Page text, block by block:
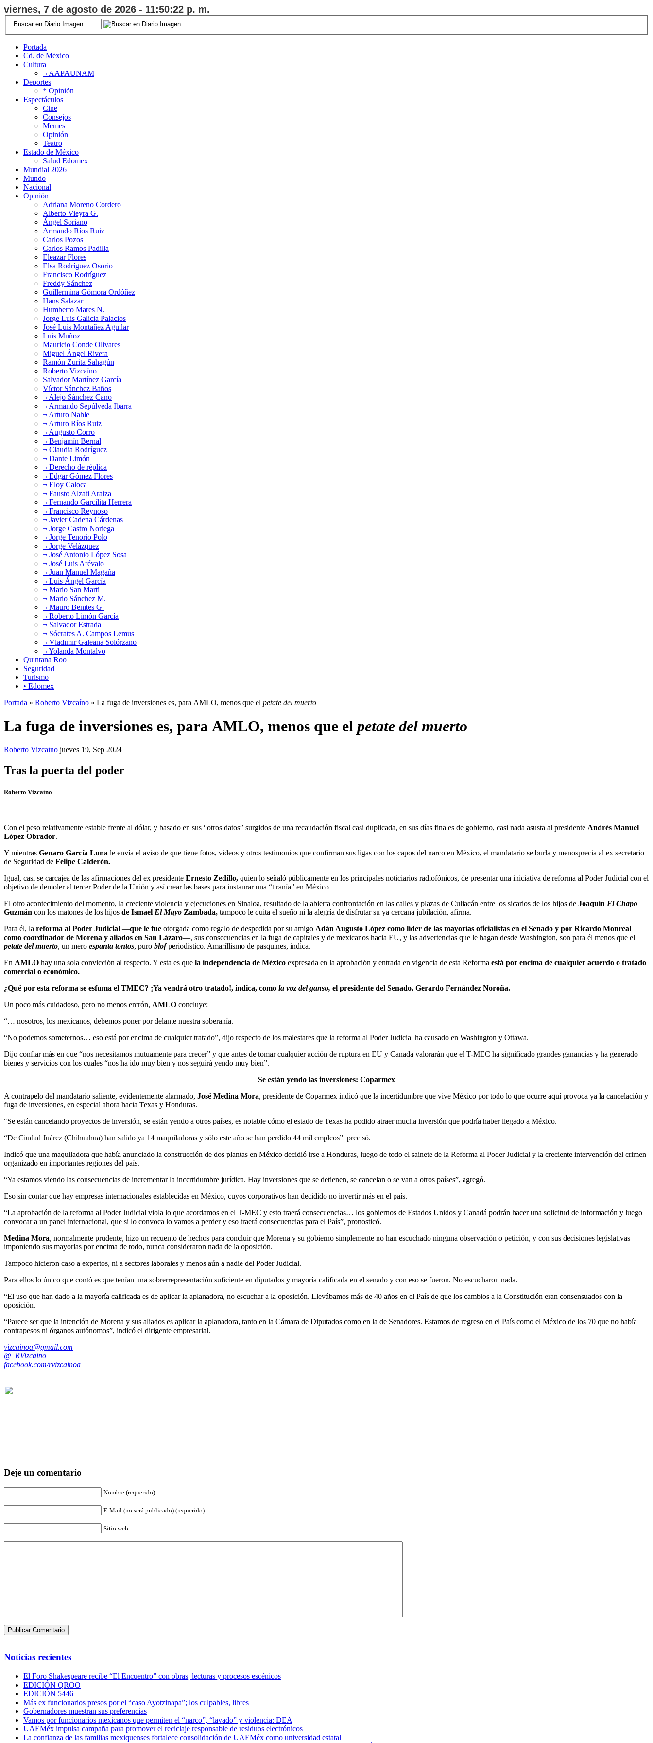
viernes, 7 de agosto de 2026 - 11:50:23 p. m.
Portada
Cd. de México
Cultura
¬ AAPAUNAM
Deportes
* Opinión
Espectáculos
Cine
Consejos
Memes
Opinión
Teatro
Estado de México
Salud Edomex
Mundial 2026
Mundo
Nacional
Opinión
Adriana Moreno Cordero
Alberto Vieyra G.
Ángel Soriano
Armando Ríos Ruiz
Carlos Pozos
Carlos Ramos Padilla
Eleazar Flores
Elsa Rodríguez Osorio
Francisco Rodríguez
Freddy Sánchez
Guillermina Gómora Ordóñez
Hans Salazar
Humberto Mares N.
Jorge Luis Galicia Palacios
José Luis Montañez Aguilar
Luis Muñoz
Mauricio Conde Olivares
Miguel Ángel Rivera
Ramón Zurita Sahagún
Roberto Vizcaíno
Salvador Martínez García
Víctor Sánchez Baños
¬ Alejo Sánchez Cano
¬ Armando Sepúlveda Ibarra
¬ Arturo Nahle
¬ Arturo Ríos Ruiz
¬ Augusto Corro
¬ Benjamín Bernal
¬ Claudia Rodríguez
¬ Dante Limón
¬ Derecho de réplica
¬ Edgar Gómez Flores
¬ Eloy Caloca
¬ Fausto Alzati Araiza
¬ Fernando Garcilita Herrera
¬ Francisco Reynoso
¬ Javier Cadena Cárdenas
¬ Jorge Castro Noriega
¬ Jorge Tenorio Polo
¬ Jorge Velázquez
¬ José Antonio López Sosa
¬ José Luis Arévalo
¬ Juan Manuel Magaña
¬ Luis Ángel García
¬ Mario San Martí
¬ Mario Sánchez M.
¬ Mauro Benites G.
¬ Roberto Limón García
¬ Salvador Estrada
¬ Sócrates A. Campos Lemus
¬ Vladimir Galeana Solórzano
¬ Yolanda Montalvo
Quintana Roo
Seguridad
Turismo
• Edomex
Portada » Roberto Vizcaíno » La fuga de inversiones es, para AMLO, menos que el petate del muerto
La fuga de inversiones es, para AMLO, menos que el petate del muerto
Roberto Vizcaíno jueves 19, Sep 2024
Tras la puerta del poder
Roberto Vizcaíno
Con el peso relativamente estable frente al dólar, y basado en sus “otros datos” surgidos de una recaudación fiscal casi duplicada, en sus días finales de gobierno, casi nada asusta al presidente Andrés Manuel
López Obrador.
Y mientras Genaro García Luna le envía el aviso de que tiene fotos, videos y otros testimonios que confirman sus ligas con los capos del narco en México, el mandatario se burla y menosprecia al ex secretario
de Seguridad de Felipe Calderón.
Igual, casi se carcajea de las afirmaciones del ex presidente Ernesto Zedillo, quien lo señaló públicamente en los principales noticiarios radiofónicos, de presentar una iniciativa de reforma al Poder Judicial con el
objetivo de demoler al tercer Poder de la Unión y así crear las bases para instaurar una “tiranía” en México.
El otro acontecimiento del momento, la creciente violencia y ejecuciones en Sinaloa, resultado de la abierta confrontación en las calles y plazas de Culiacán entre los sicarios de los hijos de Joaquín El Chapo
Guzmán con los matones de los hijos de Ismael El Mayo Zambada, tampoco le quita el sueño ni la alegría de disfrutar su ya cercana jubilación, afirma.
Para él, la reforma al Poder Judicial —que le fue otorgada como regalo de despedida por su amigo Adán Augusto López como líder de las mayorías oficialistas en el Senado y por Ricardo Monreal
como coordinador de Morena y aliados en San Lázaro—, sus consecuencias en la fuga de capitales y de mexicanos hacia EU, y las advertencias que le hagan desde Washington, son para él menos que el
petate del muerto, un mero espanta tontos, puro blofperiodístico. Amarillismo de pasquines, indica.
En AMLO hay una sola convicción al respecto. Y esta es que la independencia de México expresada en la aprobación y entrada en vigencia de esta Reforma está por encima de cualquier acuerdo o tratado
comercial o económico.
¿Qué por esta reforma se esfuma el TMEC? ¡Ya vendrá otro tratado!, indica, como la voz del ganso, el presidente del Senado, Gerardo Fernández Noroña.
Un poco más cuidadoso, pero no menos entrón, AMLO concluye:
“… nosotros, los mexicanos, debemos poner por delante nuestra soberanía.
“No podemos someternos… eso está por encima de cualquier tratado”, dijo respecto de los malestares que la reforma al Poder Judicial ha causado en Washington y Ottawa.
Dijo confiar más en que “nos necesitamos mutuamente para crecer” y que antes de tomar cualquier acción de ruptura en EU y Canadá valorarán que el T-MEC ha significado grandes ganancias y ha generado
bienes y servicios con los cuales “nos ha ido muy bien y nos seguirá yendo muy bien”.
Se están yendo las inversiones: Coparmex
A contrapelo del mandatario saliente, evidentemente alarmado, José Medina Mora, presidente de Coparmex indicó que la incertidumbre que vive México por todo lo que ocurre aquí provoca ya la cancelación y
fuga de inversiones, en especial ahora hacia Texas y Honduras.
“Se están cancelando proyectos de inversión, se están yendo a otros países, es notable cómo el estado de Texas ha podido atraer mucha inversión que podría haber llegado a México.
“De Ciudad Juárez (Chihuahua) han salido ya 14 maquiladoras y sólo este año se han perdido 44 mil empleos”, precisó.
Indicó que una maquiladora que había anunciado la construcción de dos plantas en México decidió irse a Honduras, luego de todo el sainete de la Reforma al Poder Judicial y la creciente intervención del crimen
organizado en importantes regiones del país.
“Ya estamos viendo las consecuencias de incrementar la incertidumbre jurídica. Hay inversiones que se detienen, se cancelan o se van a otros países”, agregó.
Eso sin contar que hay empresas internacionales establecidas en México, cuyos corporativos han decidido no invertir más en el país.
“La aprobación de la reforma al Poder Judicial viola lo que acordamos en el T-MEC y esto traerá consecuencias… los gobiernos de Estados Unidos y Canadá podrán hacer una solicitud de información y luego
convocar a un panel internacional, que si lo convoca lo vamos a perder y eso traerá consecuencias para el País”, pronosticó.
Medina Mora, normalmente prudente, hizo un recuento de hechos para concluir que Morena y su gobierno simplemente no han escuchado ninguna observación o petición, y con sus decisiones legislativas
imponiendo sus mayorías por encima de todo, nunca consideraron nada de la oposición.
Tampoco hicieron caso a expertos, ni a sectores laborales y menos aún a nadie del Poder Judicial.
Para ellos lo único que contó es que tenían una sobrerrepresentación suficiente en diputados y mayoría calificada en el senado y con eso se fueron. No escucharon nada.
“El uso que han dado a la mayoría calificada es de aplicar la aplanadora, no escuchar a la oposición. Llevábamos más de 40 años en el País de que los cambios a la Constitución eran consensuados con la
oposición.
“Parece ser que la intención de Morena y sus aliados es aplicar la aplanadora, tanto en la Cámara de Diputados como en la de Senadores. Estamos de regreso en el País como el México de los 70 que no había
contrapesos ni órganos autónomos”, indicó el dirigente empresarial.
vizcainoa@gmail.com
@_RVizcaino
facebook.com/rvizcainoa
Deje un comentario
Nombre (requerido)
E-Mail (no será publicado) (requerido)
Sitio web
Noticias recientes
El Foro Shakespeare recibe “El Encuentro” con obras, lecturas y procesos escénicos
EDICIÓN QROO
EDICIÓN 5446
Más ex funcionarios presos por el “caso Ayotzinapa”; los culpables, libres
Gobernadores muestran sus preferencias
Vamos por funcionarios mexicanos que permiten el “narco”, “lavado” y violencia: DEA
UAEMéx impulsa campaña para promover el reciclaje responsable de residuos electrónicos
La confianza de las familias mexiquenses fortalece consolidación de UAEMéx como universidad estatal